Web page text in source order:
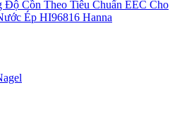
Cồn Theo Tiêu Chuẩn EEC Cho
Ép HI96816 Hanna